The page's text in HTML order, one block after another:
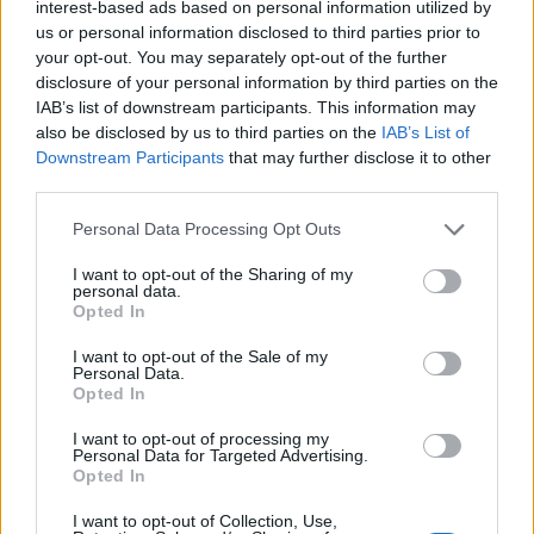
interest-based ads based on personal information utilized by
us or personal information disclosed to third parties prior to
your opt-out. You may separately opt-out of the further
disclosure of your personal information by third parties on the
IAB’s list of downstream participants. This information may
also be disclosed by us to third parties on the IAB’s List of
Downstream Participants that may further disclose it to other
Personal Data Processing Opt Outs
I want to opt-out of the Sharing of my
personal data.
Opted In
I want to opt-out of the Sale of my
Personal Data.
Opted In
I want to opt-out of processing my
Personal Data for Targeted Advertising.
Opted In
I want to opt-out of Collection, Use,
παλιό είναι αυτό που πολυδιαφημίζεται εδώ και
μήνες ως ”νέο”.
Ο κ. Τσίπρας που έφερε τα funds μολονότι
υποσχόταν σεισάχθεια, με ποια αξιοπιστία θα
ρυθμίσει τα «κόκκινα» δάνεια;
Εκείνος που προτίμησε να μην βάλει φόρο στους
εφοπλιστές αλλά να κόψει συντάξεις όπως είπε ο
Ζ.Κ. Γιούνκερ πρόσφατα και αφαίμαξε φορολογικά
τη μεσαία τάξη, επιστήμονες, ελεύθερους
επαγγελματίες, με ποια αξιοπιστία θα εμπνεύσει
ότι αυτή τη φορά εννοεί τη δίκαιη φορολογία;
Εκείνος που σφράγισε δύο φορές το 41% της Νέας